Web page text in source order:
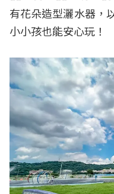
有花朵造型灑水器，
小小孩也能安心玩！